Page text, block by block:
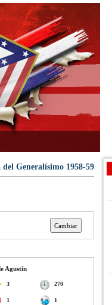
del Generalísimo 1958-59
Agustín
3 270
1 1